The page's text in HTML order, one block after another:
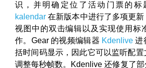
识，并明确定位了活动门票的标
kalendar 在新版本中进行了多项更
视图中的双击编辑以及实现使用标
作。Gear 的视频编辑器 Kdenlive 进
括时间码显示，因此它可以监听配
调整每秒帧数。Kdenlive 还修复了